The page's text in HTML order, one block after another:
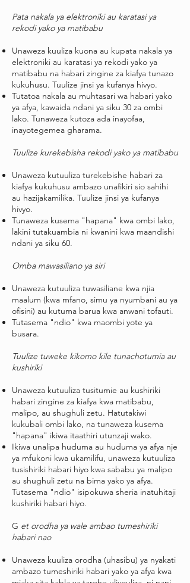
Pata nakala ya elektroniki au karatasi ya
rekodi yako ya matibabu
Unaweza kuuliza kuona au kupata nakala ya
elektroniki au karatasi ya rekodi yako ya
matibabu na habari zingine za kiafya tunazo
kukuhusu. Tuulize jinsi ya kufanya hivyo.
Tutatoa nakala au muhtasari wa habari yako
ya afya, kawaida ndani ya siku 30 za ombi
lako. Tunaweza kutoza ada inayofaa,
inayotegemea gharama.
Tuulize kurekebisha rekodi yako ya matibabu
Unaweza kutuuliza turekebishe habari za
kiafya kukuhusu ambazo unafikiri sio sahihi
au hazijakamilika. Tuulize jinsi ya kufanya
hivyo.
Tunaweza kusema "hapana" kwa ombi lako,
lakini tutakuambia ni kwanini kwa maandishi
ndani ya siku 60.
Omba mawasiliano ya siri
Unaweza kutuuliza tuwasiliane kwa njia
maalum (kwa mfano, simu ya nyumbani au ya
ofisini) au kutuma barua kwa anwani tofauti.
Tutasema "ndio" kwa maombi yote ya
busara.
Tuulize tuweke kikomo kile tunachotumia au
kushiriki
Unaweza kutuuliza tusitumie au kushiriki
habari zingine za kiafya kwa matibabu,
malipo, au shughuli zetu. Hatutakiwi
kukubali ombi lako, na tunaweza kusema
"hapana" ikiwa itaathiri utunzaji wako.
Ikiwa unalipa huduma au huduma ya afya nje
ya mfukoni kwa ukamilifu, unaweza kutuuliza
tusishiriki habari hiyo kwa sababu ya malipo
au shughuli zetu na bima yako ya afya.
Tutasema "ndio" isipokuwa sheria inatuhitaji
kushiriki habari hiyo.
G et orodha ya wale ambao tumeshiriki
habari nao
Unaweza kuuliza orodha (uhasibu) ya nyakati
ambazo tumeshiriki habari yako ya afya kwa